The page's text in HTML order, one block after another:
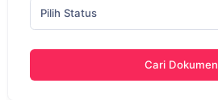
Pilih Status
Cari Dokumen